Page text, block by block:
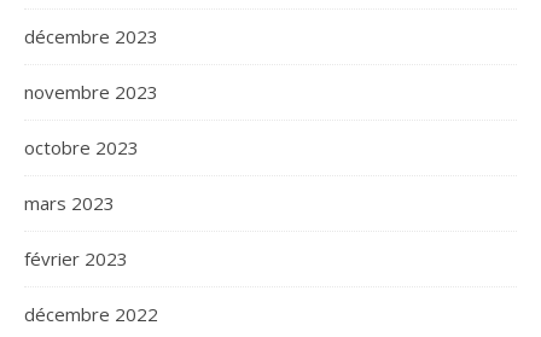
décembre 2023
novembre 2023
octobre 2023
mars 2023
février 2023
décembre 2022